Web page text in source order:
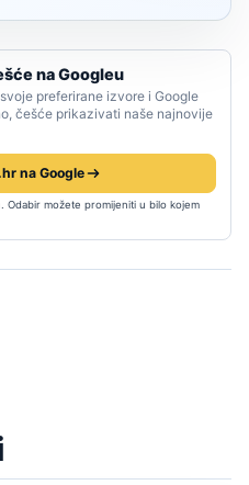
na Googleu
preferirane izvore i Google
češće prikazivati naše najnovije
na Google
Odabir možete promijeniti u bilo kojem